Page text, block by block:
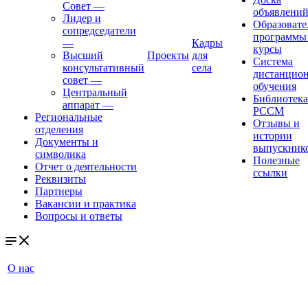
Совет —
Лидер и
сопредседатели
—
Высший
консультативный
совет —
Центральный
аппарат —
Региональные
отделения
Документы и
символика
Отчет о деятельности
Реквизиты
Партнеры
Вакансии и практика
Вопросы и ответы
Проекты
Кадры
для
села
объявлений
курсы
Система
обучения
Библиотека
РССМ
Отзывы и
истории
Полезные
ссылки
О нас